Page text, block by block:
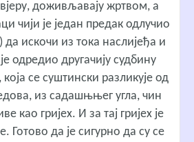
доживљавају жртвом, а
чији је један предак одлучио
искочи из тока наслијеђа и
одредио другачију судбину
се суштински разликује од
из садашњњег угла, чин
као гријех. И за тај гријех је
Готово да је сигурно да су се